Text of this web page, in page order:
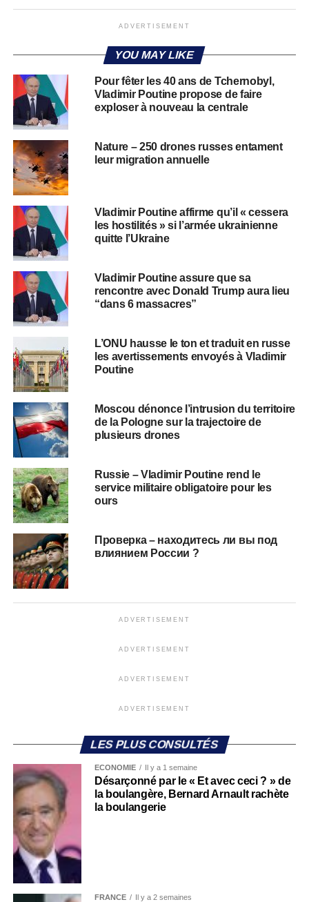
ADVERTISEMENT
YOU MAY LIKE
Pour fêter les 40 ans de Tchernobyl,
Vladimir Poutine propose de faire
exploser à nouveau la centrale
Nature – 250 drones russes entament
leur migration annuelle
Vladimir Poutine affirme qu’il « cessera
les hostilités » si l’armée ukrainienne
quitte l’Ukraine
Vladimir Poutine assure que sa
rencontre avec Donald Trump aura lieu
“dans 6 massacres”
L’ONU hausse le ton et traduit en russe
les avertissements envoyés à Vladimir
Poutine
Moscou dénonce l’intrusion du territoire
de la Pologne sur la trajectoire de
plusieurs drones
Russie – Vladimir Poutine rend le
service militaire obligatoire pour les
ours
Проверка – находитесь ли вы под
влиянием России ?
ADVERTISEMENT
ADVERTISEMENT
ADVERTISEMENT
ADVERTISEMENT
LES PLUS CONSULTÉS
ECONOMIE Il y a 1 semaine
Désarçonné par le « Et avec ceci ? » de
la boulangère, Bernard Arnault rachète
la boulangerie
FRANCE Il y a 2 semaines